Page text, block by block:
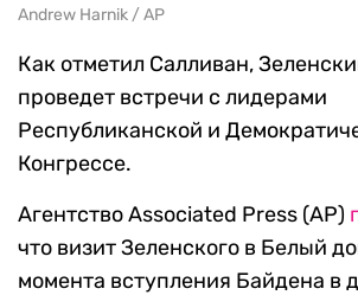
Andrew Harnik / AP
Как отметил Салливан,
проведет встречи с лидерами
Республиканской и
Конгрессе.
Агентство Associated Press (AP)
что визит Зеленского в Белый
момента вступления Байдена в